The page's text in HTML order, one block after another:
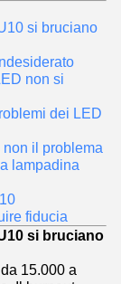
si bruciano
non si
dei LED
il problema
lampadina
fiducia
si bruciano
15.000 a